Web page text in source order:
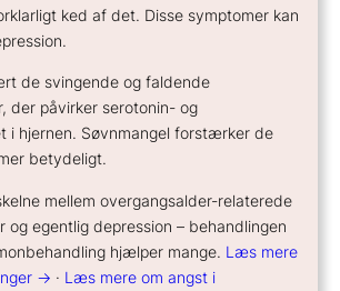
ked af det. Disse symptomer kan
de svingende og faldende
der påvirker serotonin- og
i hjernen. Søvnmangel forstærker de
betydeligt.
mellem overgangsalder-relaterede
og egentlig depression – behandlingen
hjælper mange. Læs mere
→ · Læs mere om angst i